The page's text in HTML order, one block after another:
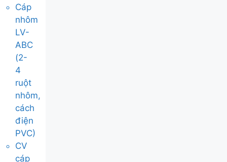
Cáp
nhôm
LV-
ABC
(2-
4
ruột
nhôm,
cách
điện
PVC)
CV
cáp